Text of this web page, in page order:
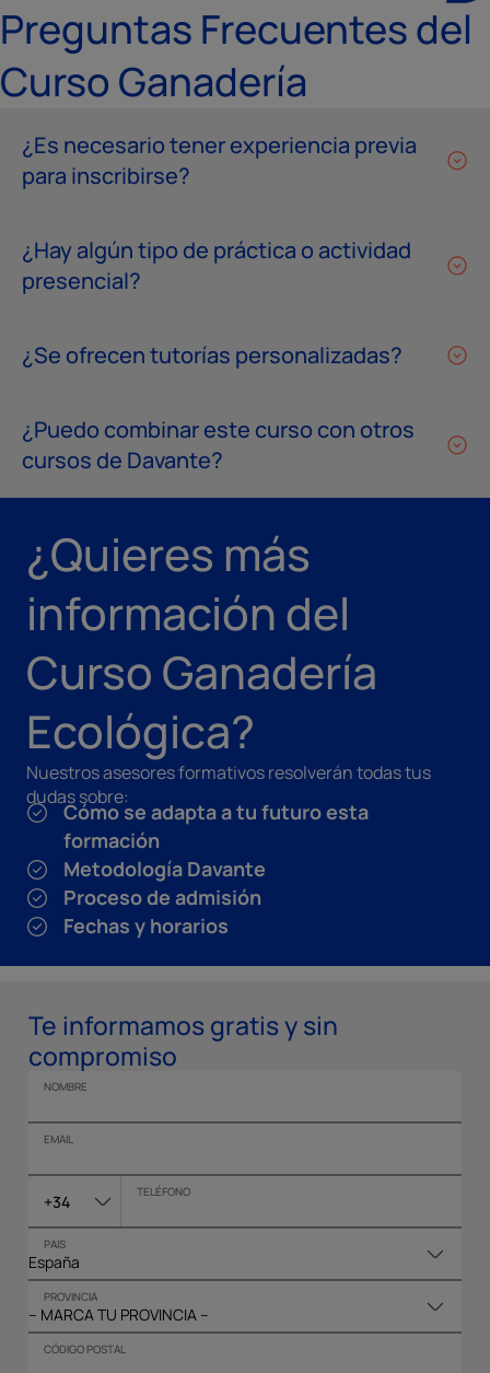
Preguntas Frecuentes del
Curso Ganadería
¿Es necesario tener experiencia previa
para inscribirse?
¿Hay algún tipo de práctica o actividad
presencial?
¿Se ofrecen tutorías personalizadas?
¿Puedo combinar este curso con otros
cursos de Davante?
¿Quieres más
información del
Curso Ganadería
Ecológica?
Nuestros asesores formativos resolverán todas tus
dudas sobre:
Cómo se adapta a tu futuro esta
formación
Metodología Davante
Proceso de admisión
Fechas y horarios
Te informamos gratis y sin
compromiso
NOMBRE
EMAIL
+34 TELÉFONO
PAIS
PROVINCIA
CÓDIGO POSTAL